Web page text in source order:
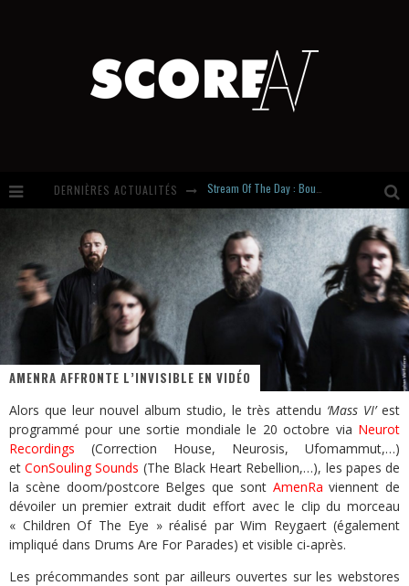
DERNIÈRES ACTUALITÉS Russian Circles share « Empath » & « Eluvial » singles. Same Language. Different Damage.
Hardcore, Actually. Meet Cút Lộn
Introducing Newcomer : Gudewife
Stream Of The Day : Boundaries
AMENRA AFFRONTE L’INVISIBLE EN VIDÉO
Alors que leur nouvel album studio, le très attendu ‘Mass VI’est
programmé pour une sortie mondiale le 20 octobre via Neurot
Recordings (Correction House, Neurosis, Ufomammut,…)
etConSouling Sounds (The Black Heart Rebellion,…), les papes de
la scène doom/postcore Belges que sont AmenRa viennent de
dévoiler un premier extrait dudit effort avec le clip du morceau
« Children Of The Eye » réalisé par Wim Reygaert (également
impliqué dans Drums Are For Parades) et visible ci-après.
Les précommandes sont par ailleurs ouvertes sur les webstores